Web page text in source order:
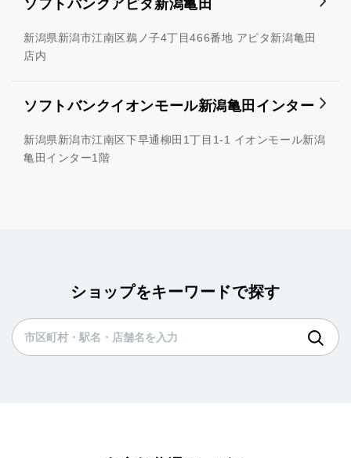
ソフトバンクアピタ新潟亀田
新潟県新潟市江南区鵜ノ子4丁目466番地 アピタ新潟亀田
店内
ソフトバンクイオンモール新潟亀田インター
新潟県新潟市江南区下早通柳田1丁目1-1 イオンモール新潟
亀田インター1階
ショップをキーワードで探す